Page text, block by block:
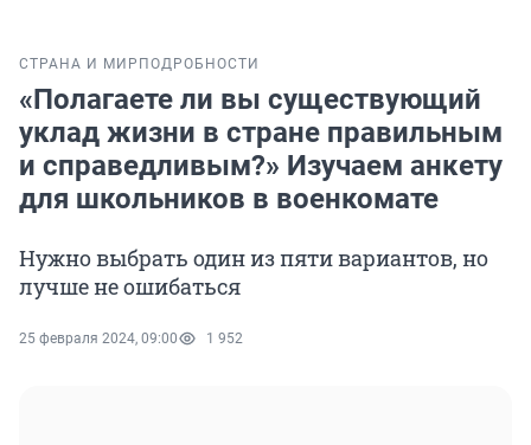
СТРАНА И МИР ПОДРОБНОСТИ
«Полагаете ли вы существующий
уклад жизни в стране правильным
и справедливым?» Изучаем анкету
для школьников в военкомате
Нужно выбрать один из пяти вариантов, но
лучше не ошибаться
25 февраля 2024, 09:00 1 952